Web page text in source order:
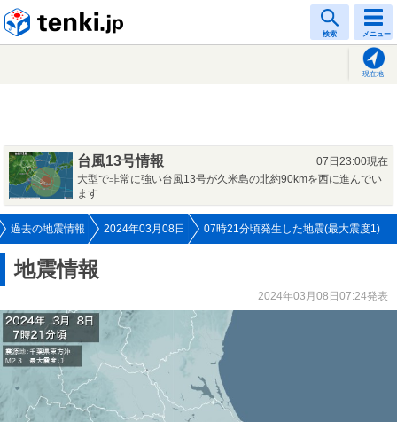
検索 メニュー
現在地
台風13号情報
07日23:00現在
大型で非常に強い台風13号が久米島の北約90kmを西に進んでい
ます
過去の地震情報 2024年03月08日 07時21分頃発生した地震(最大震度1)
地震情報
2024年03月08日07:24発表